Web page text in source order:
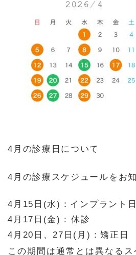
4月の診療日について
4月の診療スケジュールをお
4月15日(水)：インプラント日
4月17日(金) : 休診
4月20日、27日(月)：矯正日
この期間は通常とは異なる